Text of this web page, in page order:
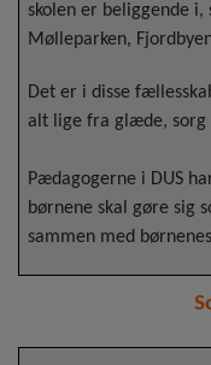
skolen er beliggende i,
Mølleparken,
Det er i disse
alt lige fra glæde, sorg
Pædagogerne i DUS
børnene skal gøre sig
sammen med